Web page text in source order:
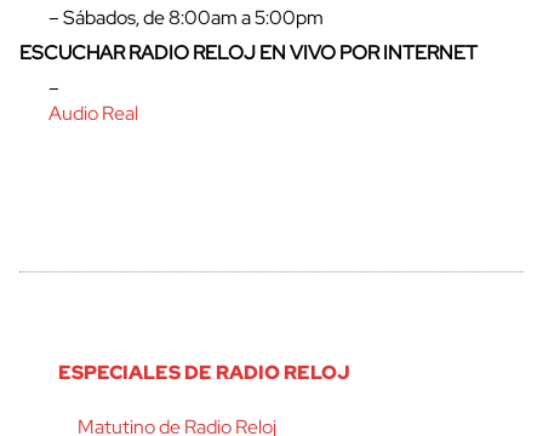
– Sábados, de 8:00am a 5:00pm
ESCUCHAR RADIO RELOJ EN VIVO POR INTERNET
–
Audio Real
ESPECIALES DE RADIO RELOJ
Matutino de Radio Reloj